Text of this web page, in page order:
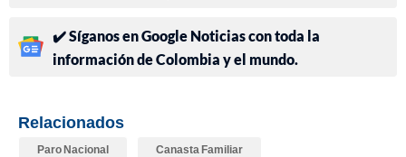
✔️ Síganos en Google Noticias con toda la
información de Colombia y el mundo.
Relacionados
Paro Nacional Canasta Familiar